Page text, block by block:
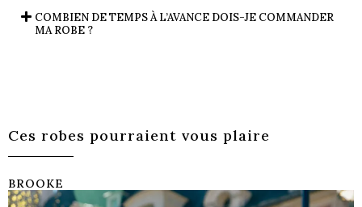
COMBIEN DE TEMPS À L’AVANCE DOIS-JE COMMANDER
MA ROBE ?
Ces robes pourraient vous plaire
BROOKE